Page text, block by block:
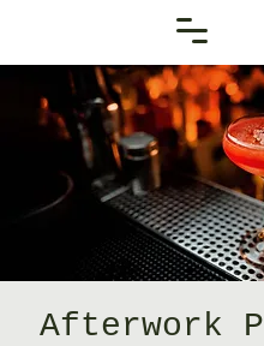
Afterwork